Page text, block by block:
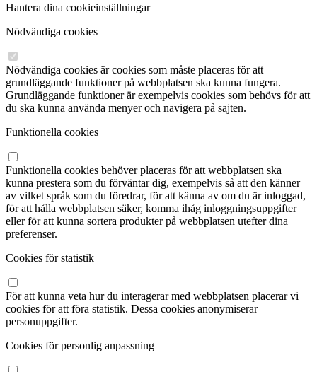
Hantera dina cookieinställningar
Nödvändiga cookies
Nödvändiga cookies är cookies som måste placeras för att
grundläggande funktioner på webbplatsen ska kunna fungera.
Grundläggande funktioner är exempelvis cookies som behövs för att
du ska kunna använda menyer och navigera på sajten.
Funktionella cookies
Funktionella cookies behöver placeras för att webbplatsen ska
kunna prestera som du förväntar dig, exempelvis så att den känner
av vilket språk som du föredrar, för att känna av om du är inloggad,
för att hålla webbplatsen säker, komma ihåg inloggningsuppgifter
eller för att kunna sortera produkter på webbplatsen utefter dina
preferenser.
Cookies för statistik
För att kunna veta hur du interagerar med webbplatsen placerar vi
cookies för att föra statistik. Dessa cookies anonymiserar
personuppgifter.
Cookies för personlig anpassning